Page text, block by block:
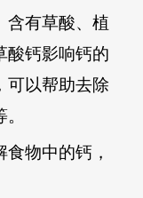
有草酸、植
酸钙影响钙的
可以帮助去除
物中的钙，